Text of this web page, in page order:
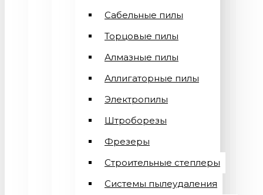
Сабельные пилы
Торцовые пилы
Алмазные пилы
Аллигаторные пилы
Электропилы
Штроборезы
Фрезеры
Строительные степлеры
Системы пылеудаления